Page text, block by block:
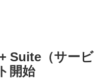
Suite（サービ
開始